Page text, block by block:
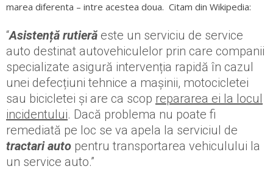
marea diferenta – intre acestea doua. Citam din Wikipedia:
“Asistență rutieră este un serviciu de service
auto destinat autovehiculelor prin care companii
specializate asigură intervenția rapidă în cazul
unei defecțiuni tehnice a mașinii, motocicletei
sau bicicletei și are ca scop repararea ei la locul
incidentului. Dacă problema nu poate fi
remediată pe loc se va apela la serviciul de
tractari auto pentru transportarea vehiculului la
un service auto.”